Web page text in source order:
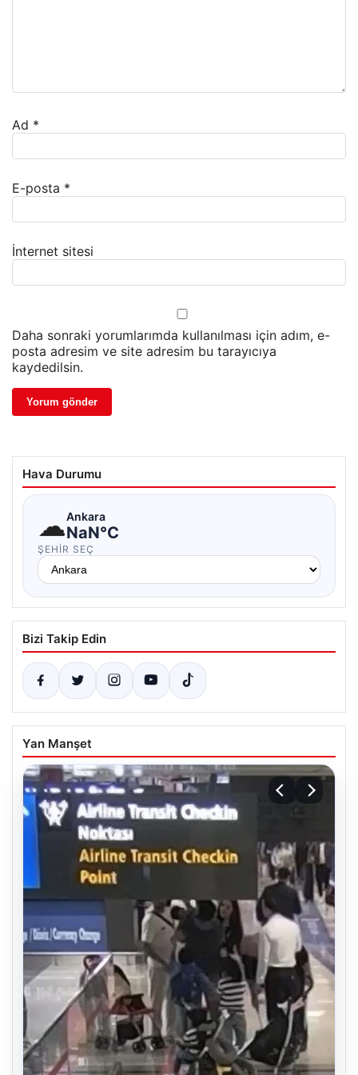
Ad *
E-posta *
İnternet sitesi
Daha sonraki yorumlarımda kullanılması için adım, e-
posta adresim ve site adresim bu tarayıcıya
kaydedilsin.
Hava Durumu
☁Ankara
NaN°C
ŞEHIR SEÇ
Bizi Takip Edin
Yan Manşet